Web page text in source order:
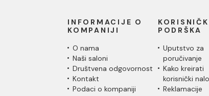
INFORMACIJE O
KOMPANIJI
O nama
Naši saloni
Društvena odgovornost
Kontakt
Podaci o kompaniji
PODRŠKA
Uputstvo za
poručivanje
Kako kreirati
korisnički
Reklamacije